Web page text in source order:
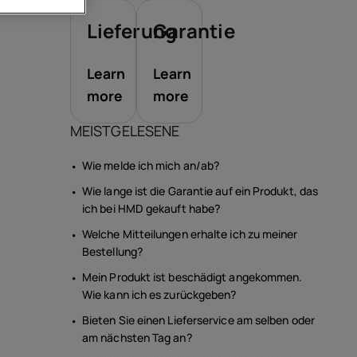
Lieferung
Learn
more
Garantie
Learn
more
MEISTGELESENE
Wie melde ich mich an/ab?
Wie lange ist die Garantie auf ein Produkt, das
ich bei HMD gekauft habe?
Welche Mitteilungen erhalte ich zu meiner
Bestellung?
Mein Produkt ist beschädigt angekommen.
Wie kann ich es zurückgeben?
Bieten Sie einen Lieferservice am selben oder
am nächsten Tag an?